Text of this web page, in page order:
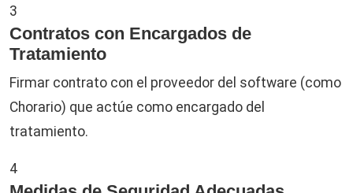
3
Contratos con Encargados de
Tratamiento
Firmar contrato con el proveedor del software (como
Chorario) que actúe como encargado del
tratamiento.
4